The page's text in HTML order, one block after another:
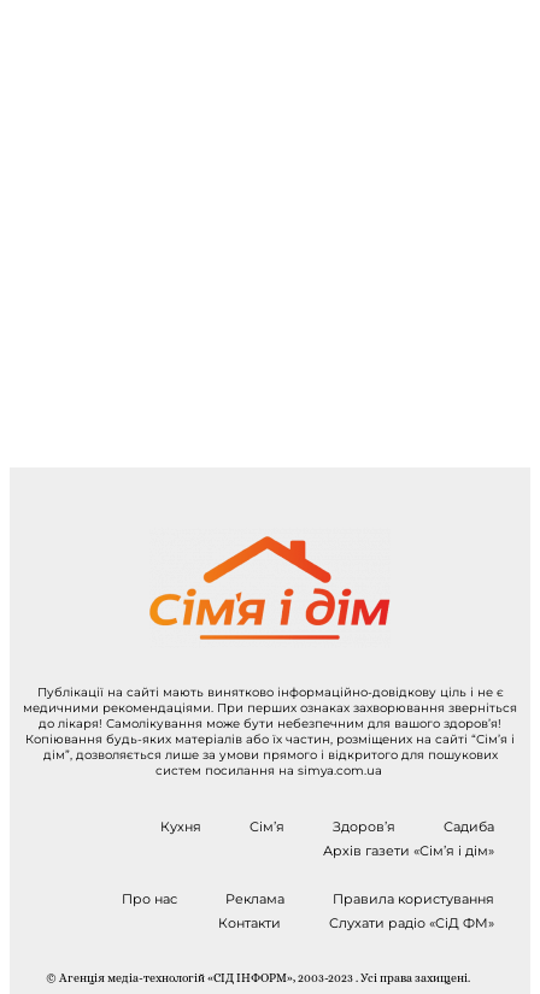
Публікації на сайті мають винятково інформаційно-довідкову ціль і не є
медичними рекомендаціями. При перших ознаках захворювання зверніться
до лікаря! Самолікування може бути небезпечним для вашого здоров’я!
Копіювання будь-яких матеріалів або їх частин, розміщених на сайті “Сім’я і
дім”, дозволяється лише за умови прямого і відкритого для пошукових
систем посилання на simya.com.ua
Кухня Сім’я Здоров’я
Садиба
Архів газети «Сім’я і дім»
Про нас Реклама
Правила користування
Контакти
Слухати радіо «СіД ФМ»
© Агенція медіа-технологій «СІД ІНФОРМ», 2003-2023 . Усі права захищені.